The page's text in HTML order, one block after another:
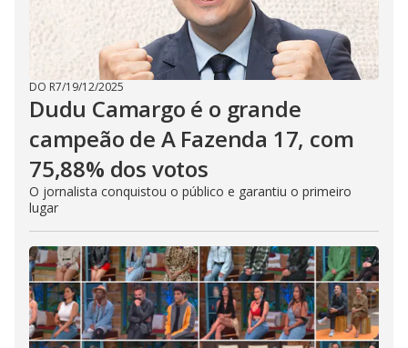
DO R7/19/12/2025
Dudu Camargo é o grande
campeão de A Fazenda 17, com
75,88% dos votos
O jornalista conquistou o público e garantiu o primeiro
lugar